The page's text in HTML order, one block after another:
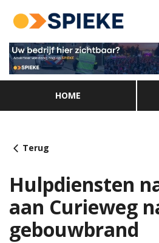
HOME
Terug
Hulpdiensten
aan Curieweg
gebouwbrand